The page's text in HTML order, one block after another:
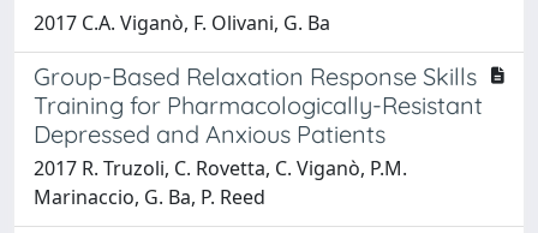
2017 C.A. Viganò, F. Olivani, G. Ba
Group-Based Relaxation Response Skills
Training for Pharmacologically-Resistant
Depressed and Anxious Patients
2017 R. Truzoli, C. Rovetta, C. Viganò, P.M.
Marinaccio, G. Ba, P. Reed